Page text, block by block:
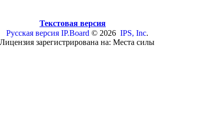
Текстовая версия
Русская версия IP.Board © 2026 IPS, Inc.
Лицензия зарегистрирована на: Места силы